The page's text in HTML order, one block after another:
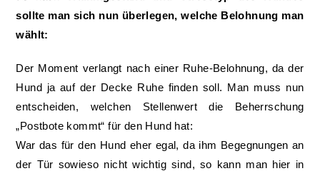
sollte man sich nun überlegen, welche Belohnung man
wählt:
Der Moment verlangt nach einer Ruhe-Belohnung, da der
Hund ja auf der Decke Ruhe finden soll. Man muss nun
entscheiden, welchen Stellenwert die Beherrschung
„Postbote kommt“ für den Hund hat:
War das für den Hund eher egal, da ihm Begegnungen an
der Tür sowieso nicht wichtig sind, so kann man hier in